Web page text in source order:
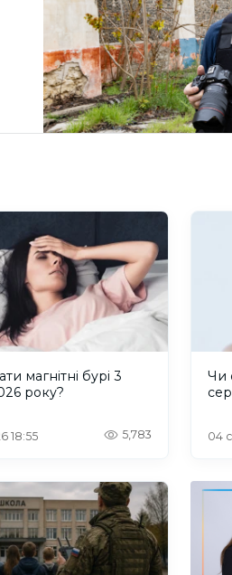
магнітні бурі 3
року?
18:55 5,783
Чи
04